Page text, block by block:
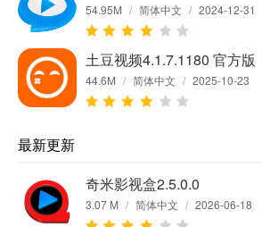
54.95M / 简体中文 / 2024-12-31
土豆视频4.1.7.1180 官方版
44.6M / 简体中文 / 2025-10-23
最新更新
奇米影视盒2.5.0.0
3.07 M / 简体中文 / 2026-06-18